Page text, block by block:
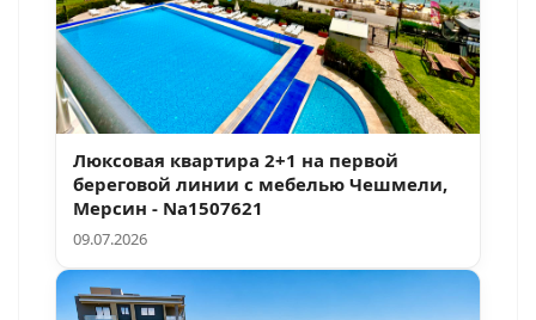
Люксовая квартира 2+1 на первой
береговой линии с мебелью Чешмели,
Мерсин - Na1507621
09.07.2026